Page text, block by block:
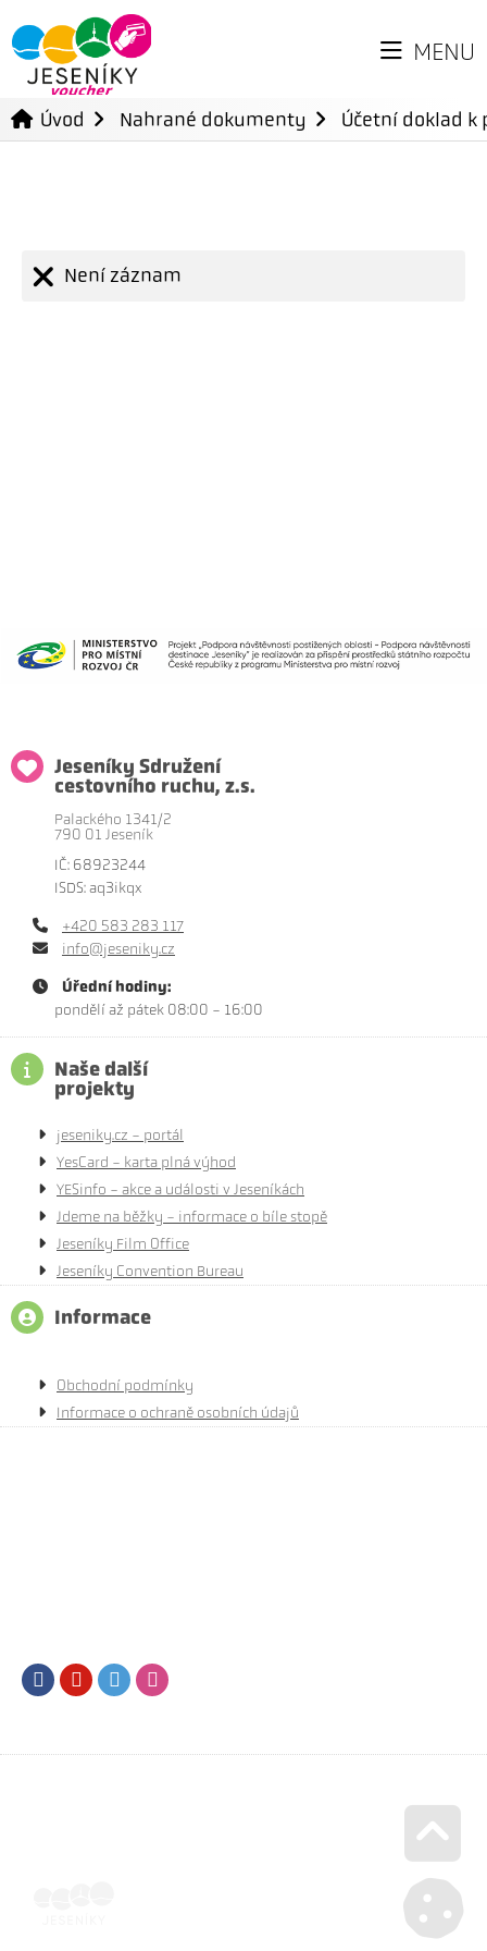
MENU
Úvod Nahrané dokumenty Účetní doklad
Není záznam
Jeseníky Sdružení
cestovního ruchu, z.s.
Palackého 1341/2
790 01 Jeseník
IČ: 68923244
ISDS: aq3ikqx
+420 583 283 117
info@jeseniky.cz
Úřední hodiny:
pondělí až pátek 08:00 - 16:00
Naše další
projekty
jeseniky.cz - portál
YesCard - karta plná výhod
YESinfo - akce a události v Jeseníkách
Jdeme na běžky - informace o bíle stopě
Jeseníky Film Office
Jeseníky Convention Bureau
Informace
Obchodní podmínky
Informace o ochraně osobních údajů
FacebookYoutubeTwitter
Go